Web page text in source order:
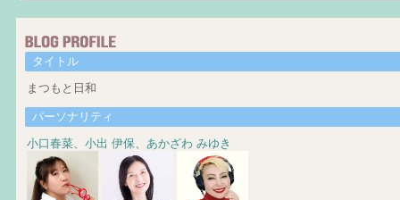
タイトル
まつもと日和
パーソナリティ
小口春菜
小出 伊保 あかざわ みゆき